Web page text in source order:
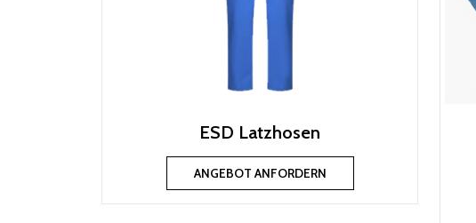
ESD Latzhosen
ANGEBOT ANFORDERN